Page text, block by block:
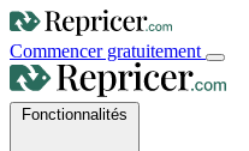
Commencer gratuitement